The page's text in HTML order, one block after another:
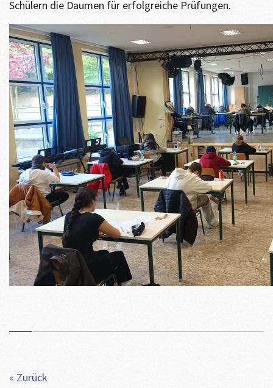
Schülern die Daumen für erfolgreiche Prüfungen.
« Zurück